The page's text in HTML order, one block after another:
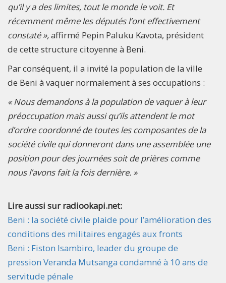
qu’il y a des limites, tout le monde le voit. Et
récemment même les députés l’ont effectivement
constaté »,affirmé Pepin Paluku Kavota, président
de cette structure citoyenne à Beni.
Par conséquent, il a invité la population de la ville
de Beni à vaquer normalement à ses occupations :
« Nous demandons à la population de vaquer à leur
préoccupation mais aussi qu’ils attendent le mot
d’ordre coordonné de toutes les composantes de la
société civile qui donneront dans une assemblée une
position pour des journées soit de prières comme
nous l’avons fait la fois dernière. »
Lire aussi sur radiookapi.net:
Beni : la société civile plaide pour l’amélioration des
conditions des militaires engagés aux fronts
Beni : Fiston Isambiro, leader du groupe de
pression Veranda Mutsanga condamné à 10 ans de
servitude pénale